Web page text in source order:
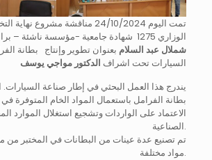
تمت اليوم 24/10/2024 مناقشة مشروع
الوزاري 1275 شهادة جامعية -مؤسسة ناشئة – براعة إختراع للطالب
شملال عبد السلام بعنوان تطوير وإنتاج بطانة
السيارات تحت اشراف الدكتور مواجي يوسف
يندرج هذا العمل البحثي في إطار صناعة
بطانة الفرامل باستعمال المواد الخام المتوفرة في
الاعتماد على الواردات وتشجيع استغلال الموارد
الصناعية.
تم تصنيع عدة عينات من البطانات في المختبر
مواد مختلفة.